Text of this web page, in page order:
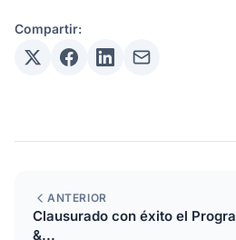
Compartir:
ANTERIOR
Clausurado con éxito el
&...